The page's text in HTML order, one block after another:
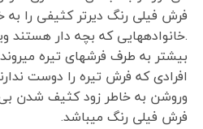
فرش فیلی رنگ دیرتر کثیفی را
.خانوادههایی که بچه دار هستند
بیشتر به طرف فرشهای تیره
افرادی که فرش تیره را دوست
وروشن به خاطر زود کثیف شدن
فرش فیلی رنگ میباشد.